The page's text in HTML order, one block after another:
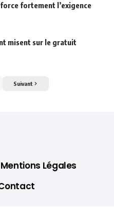
fortement l’exigence
misent sur le gratuit
Suivant
Mentions Légales